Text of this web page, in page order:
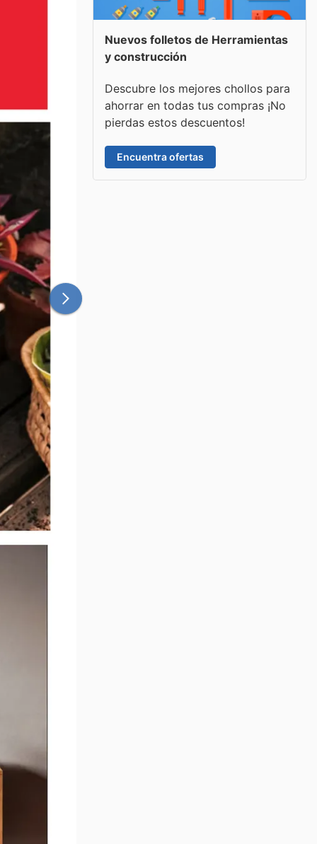
Nuevos folletos de Herramientas
y construcción
Descubre los mejores chollos para
ahorrar en todas tus compras ¡No
pierdas estos descuentos!
Encuentra ofertas